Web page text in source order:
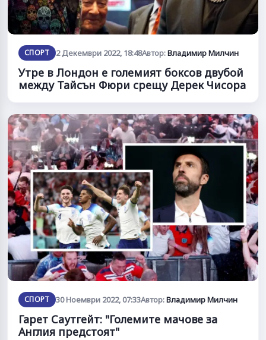
СПОРТ 2 Декември 2022, 18:48Автор:Владимир Милчин
Утре в Лондон е големият боксов двубой
между Тайсън Фюри срещу Дерек Чисора
СПОРТ 30 Ноември 2022, 07:33Автор:Владимир Милчин
Гарет Саутгейт: "Големите мачове за
Англия предстоят"